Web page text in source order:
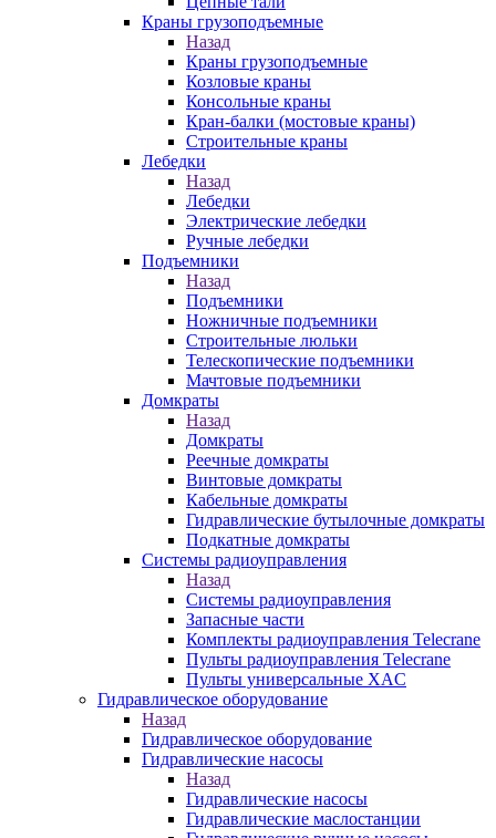
Краны грузоподъемные
Назад
Краны грузоподъемные
Козловые краны
Консольные краны
Кран-балки (мостовые краны)
Строительные краны
Лебедки
Назад
Лебедки
Электрические лебедки
Ручные лебедки
Подъемники
Назад
Подъемники
Ножничные подъемники
Строительные люльки
Телескопические подъемники
Мачтовые подъемники
Домкраты
Назад
Домкраты
Реечные домкраты
Винтовые домкраты
Кабельные домкраты
Гидравлические бутылочные домкраты
Подкатные домкраты
Системы радиоуправления
Назад
Системы радиоуправления
Запасные части
Комплекты радиоуправления Telecrane
Пульты радиоуправления Telecrane
Пульты универсальные XAC
Гидравлическое оборудование
Назад
Гидравлическое оборудование
Гидравлические насосы
Назад
Гидравлические насосы
Гидравлические маслостанции